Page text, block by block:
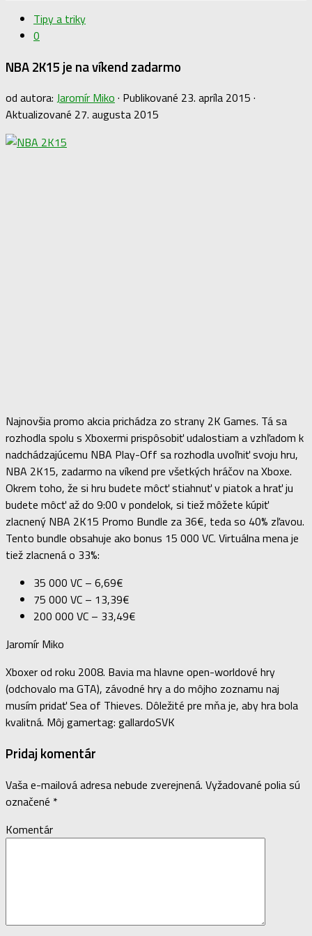
Tipy a triky
0
NBA 2K15 je na víkend zadarmo
od autora: Jaromír Miko · Publikované 23. apríla 2015 ·
Aktualizované 27. augusta 2015
Najnovšia promo akcia prichádza zo strany 2K Games. Tá sa
rozhodla spolu s Xboxermi prispôsobiť udalostiam a vzhľadom k
nadchádzajúcemu NBA Play-Off sa rozhodla uvoľniť svoju hru,
NBA 2K15, zadarmo na víkend pre všetkých hráčov na Xboxe.
Okrem toho, že si hru budete môcť stiahnuť v piatok a hrať ju
budete môcť až do 9:00 v pondelok, si tiež môžete kúpiť
zlacnený NBA 2K15 Promo Bundle za 36€, teda so 40% zľavou.
Tento bundle obsahuje ako bonus 15 000 VC. Virtuálna mena je
tiež zlacnená o 33%:
35 000 VC – 6,69€
75 000 VC – 13,39€
200 000 VC – 33,49€
Jaromír Miko
Xboxer od roku 2008. Bavia ma hlavne open-worldové hry
(odchovalo ma GTA), závodné hry a do môjho zoznamu naj
musím pridať Sea of Thieves. Dôležité pre mňa je, aby hra bola
kvalitná. Môj gamertag: gallardoSVK
Pridaj komentár
Vaša e-mailová adresa nebude zverejnená. Vyžadované polia sú
označené *
Komentár